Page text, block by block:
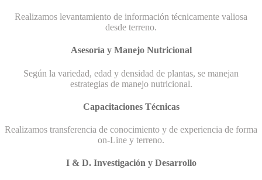
Realizamos levantamiento de información técnicamente valiosa
desde terreno.
Asesoría y Manejo Nutricional
Según la variedad, edad y densidad de plantas, se manejan
estrategias de manejo nutricional.
Capacitaciones Técnicas
Realizamos transferencia de conocimiento y de experiencia de forma
on-Line y terreno.
I & D. Investigación y Desarrollo